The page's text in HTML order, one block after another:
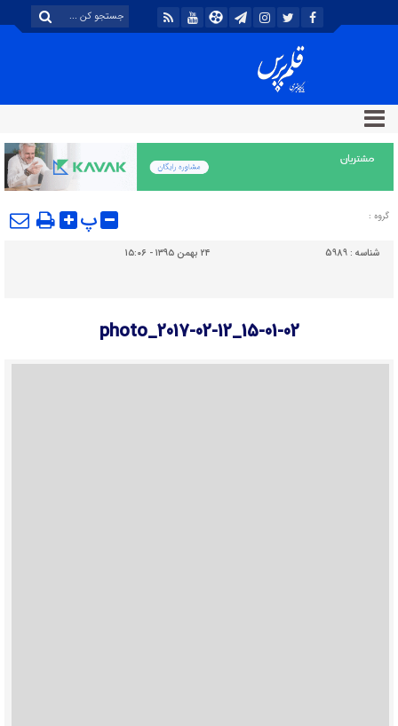
گروه : پ
شناسه : 5989 ۲۴ بهمن ۱۳۹۵ - ۱۵:۰۶
photo_2017-02-12_15-01-02